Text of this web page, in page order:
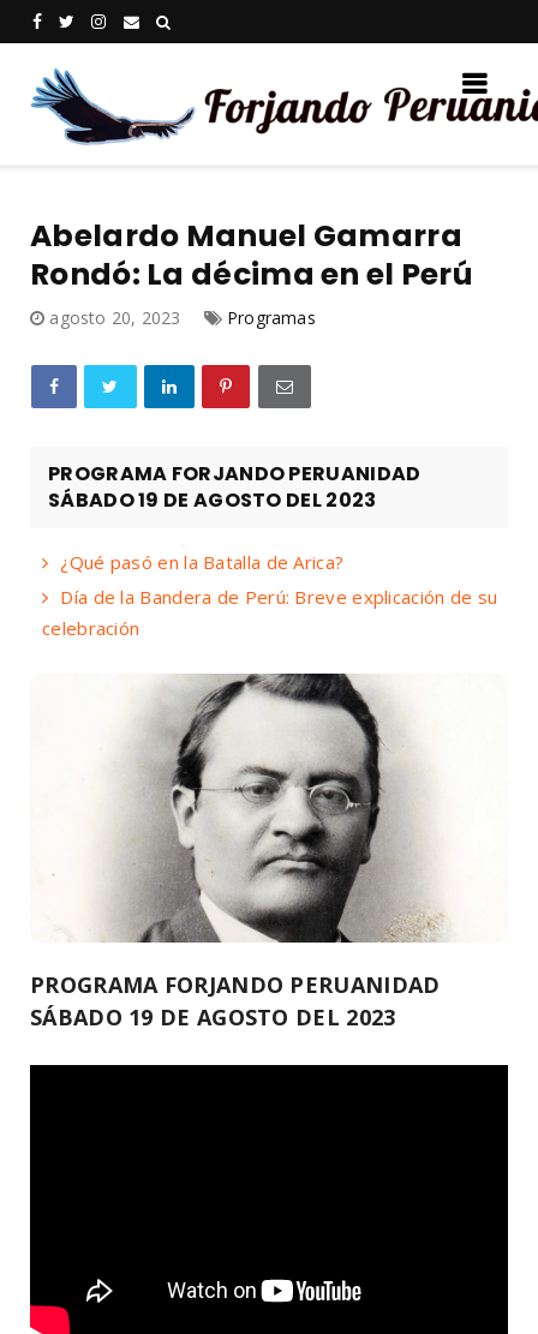
Abelardo Manuel Gamarra
Rondó: La décima en el Perú
agosto 20, 2023 Programas
PROGRAMA FORJANDO PERUANIDAD
SÁBADO 19 DE AGOSTO DEL 2023
¿Qué pasó en la Batalla de Arica?
Día de la Bandera de Perú: Breve explicación de su
celebración
PROGRAMA FORJANDO PERUANIDAD
SÁBADO 19 DE AGOSTO DEL 2023